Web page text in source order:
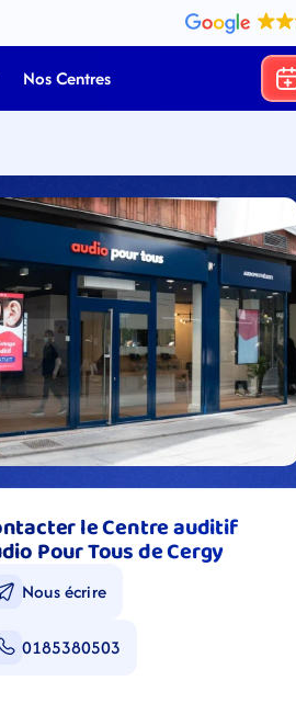
Nos Centres
le Centre auditif
Pour Tous de Cergy
Nous écrire
0185380503